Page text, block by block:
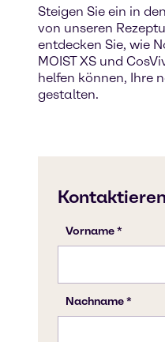
Steigen Sie ein in
von unseren
entdecken Sie, wie
MOIST XS und
helfen können, Ihre
gestalten.